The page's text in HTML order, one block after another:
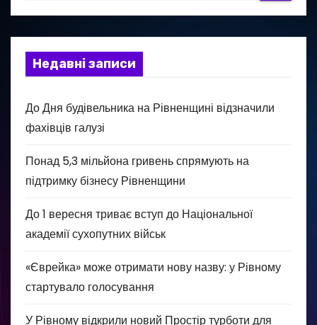
Недавні записи
До Дня будівельника на Рівненщині відзначили
фахівців галузі
Понад 5,3 мільйона гривень спрямують на
підтримку бізнесу Рівненщини
До 1 вересня триває вступ до Національної
академії сухопутних військ
«Єврейка» може отримати нову назву: у Рівному
стартувало голосування
У Рівному відкрили новий Простір турботи для